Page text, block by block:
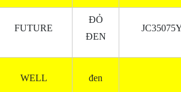
FUTURE
ĐỎ
ĐEN
WELL đen